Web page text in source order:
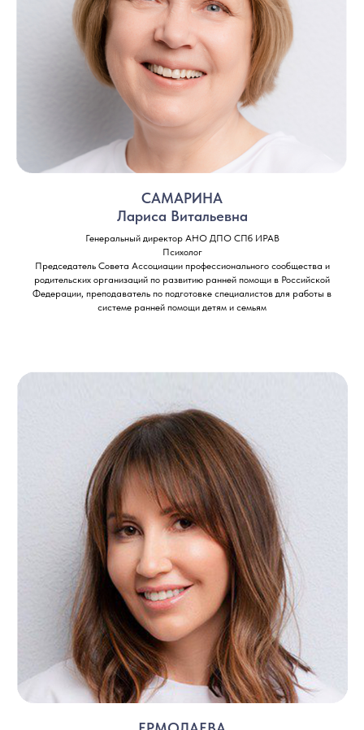
САМАРИНА
Лариса Витальевна
Генеральный директор АНО ДПО СПб ИРАВ
Психолог
Председатель Совета Ассоциации профессионального сообщества и
родительских организаций по развитию ранней помощи в Российской
Федерации, преподаватель по подготовке специалистов для работы в
системе ранней помощи детям и семьям